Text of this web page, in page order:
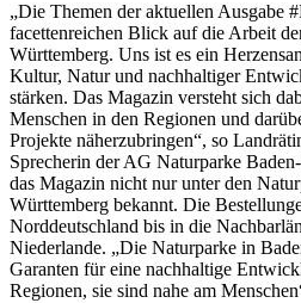
„Die Themen der aktuellen Ausgabe
facettenreichen Blick auf die Arbeit
Württemberg. Uns ist es ein
Kultur, Natur und nachhaltiger
stärken. Das Magazin versteht sich
Menschen in den Regionen und
Projekte näherzubringen“, so
Sprecherin der AG Naturparke
das Magazin nicht nur unter den
Württemberg bekannt. Die
Norddeutschland bis in die
Niederlande. „Die Naturparke in
Garanten für eine nachhaltige
Regionen, sie sind nahe am